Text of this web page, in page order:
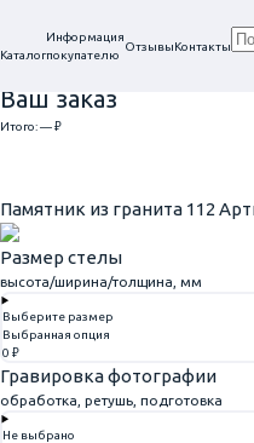
Каталог
Информация
покупателю
ОтзывыКонтакты
Ваш заказ
Итого:— ₽
Проконсультируем
Памятник
Памятник из гранита 112
Размер стелы
высота/ширина/толщина, мм
Выберите размер
Выбранная опция
0 ₽
Гравировка фотографии
обработка, ретушь, подготовка
Не выбрано